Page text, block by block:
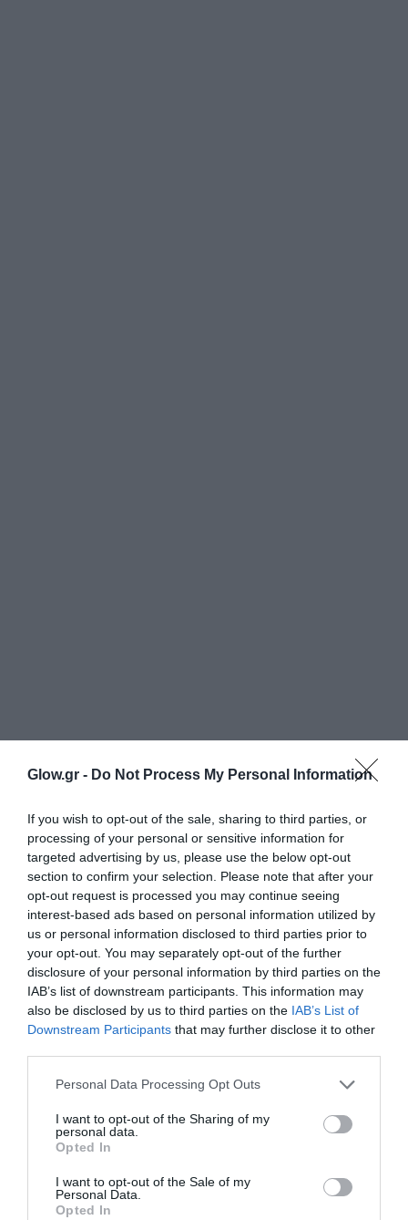
Glow.gr - Do Not Process My Personal Information
If you wish to opt-out of the sale, sharing to third parties, or
processing of your personal or sensitive information for
targeted advertising by us, please use the below opt-out
section to confirm your selection. Please note that after your
opt-out request is processed you may continue seeing
interest-based ads based on personal information utilized by
us or personal information disclosed to third parties prior to
your opt-out. You may separately opt-out of the further
disclosure of your personal information by third parties on the
IAB’s list of downstream participants. This information may
also be disclosed by us to third parties on the IAB’s List of
Downstream Participants that may further disclose it to other
Personal Data Processing Opt Outs
I want to opt-out of the Sharing of my
personal data.
Opted In
I want to opt-out of the Sale of my
Personal Data.
Opted In